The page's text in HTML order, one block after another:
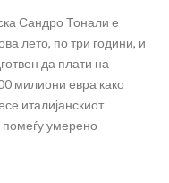
Сандро Тонали е
лето, по три години, и
да плати на
милиони евра како
италијанскиот
помеѓу умерено